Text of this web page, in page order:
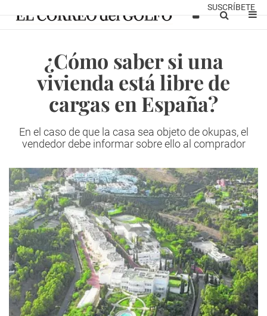
SUSCRÍBETE
¿Cómo saber si una
vivienda está libre de
cargas en España?
En el caso de que la casa sea objeto de okupas, el
vendedor debe informar sobre ello al comprador